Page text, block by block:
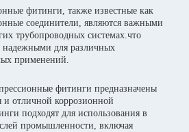
фитинги, также известные как
соединители, являются важными
трубопроводных системах.что
для различных
применений.
фитинги предназначены
и отличной коррозионной
подходят для использования в
промышленности, включая